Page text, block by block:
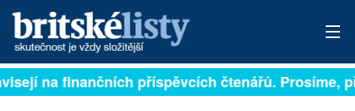
PŘIHLÁSIT
na finančních příspěvcích čtenářů. Prosíme,